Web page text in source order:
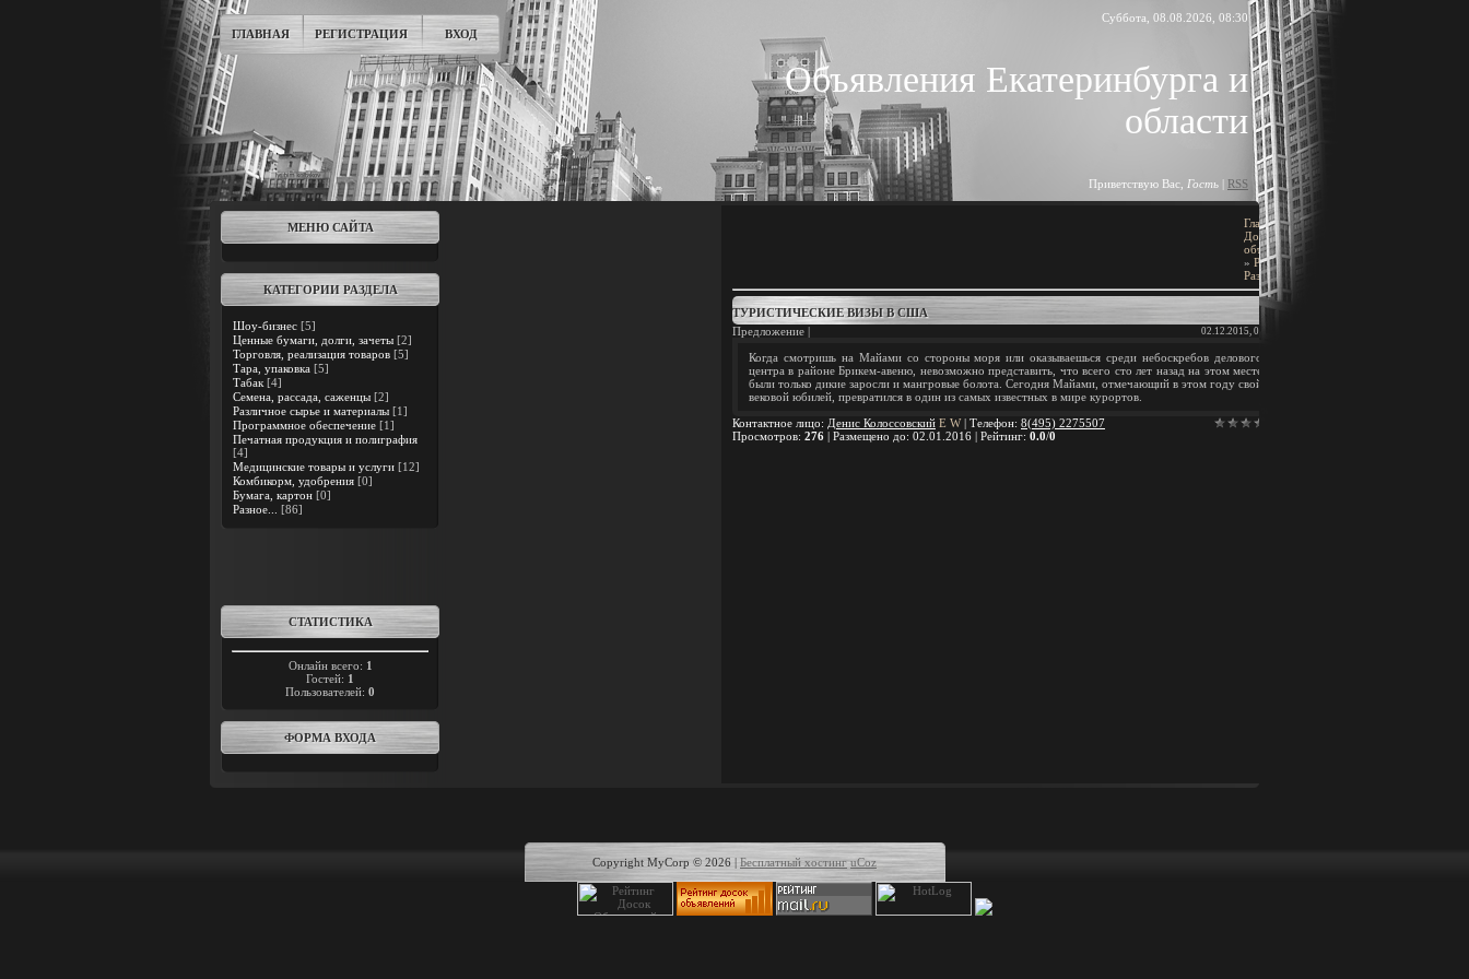
ГЛАВНАЯ РЕГИСТРАЦИЯ ВХОД
Суббота, 08.08.2026, 08:30
Объявления Екатеринбурга и
области
Приветствую Вас Гость | RSS
МЕНЮ САЙТА
КАТЕГОРИИ РАЗДЕЛА
Шоу-бизнес [5]
Ценные бумаги, долги, зачеты [2]
Торговля, реализация товаров [5]
Тара, упаковка [5]
Табак [4]
Семена, рассада, саженцы [2]
Различное сырье и материалы [1]
Программное обеспечение [1]
Печатная продукция и полиграфия
[4]
Медицинские товары и услуги [12]
Комбикорм, удобрения [0]
Бумага, картон [0]
Разное...
[86]
СТАТИСТИКА
Онлайн всего: 1
Гостей: 1
Пользователей: 0
ФОРМА ВХОДА
Главная»
Доска
объявлений
» Разное»
Разное...
ТУРИСТИЧЕСКИЕ ВИЗЫ В США
Предложение |
02.12.2015, 00:27
Когда смотришь на Майами со стороны моря или оказываешься среди небоскребов делового
центра в районе Брикем-авеню, невозможно представить, что всего сто лет назад на этом месте
были только дикие заросли и мангровые болота. Сегодня Майами, отмечающий в этом году свой
вековой юбилей, превратился в один из самых известных в мире курортов.
Контактное лицо: Денис Колоссовский E W| Телефон: 8(495) 2275507
Просмотров: 276 | Размещено до: 02.01.2016 | Рейтинг: 0.0/0
Copyright MyCorp © 2026 | Бесплатный хостинг uCoz